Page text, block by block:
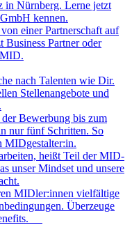
in Nürnberg. Lerne jetzt
kennen.
einer Partnerschaft auf
Business Partner oder
nach Talenten wie Dir.
Stellenangebote und
Bewerbung bis zum
nur fünf Schritten. So
MIDgestalter:in.
heißt Teil der MID-
unser Mindset und unsere
MIDler:innen vielfältige
Überzeuge